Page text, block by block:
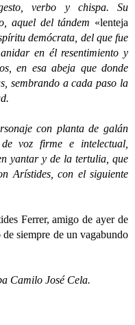
verbo y chispa. Su
aquel del tándem «lenteja
demócrata, del que fue
en él resentimiento y
en esa abeja que donde
sembrando a cada paso la
con planta de galán
voz firme e intelectual,
yantar y de la tertulia, que
Arístides, con el siguiente
Ferrer, amigo de ayer de
siempre de un vagabundo
Camilo José Cela.